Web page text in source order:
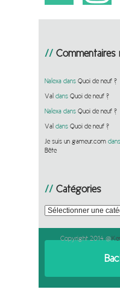
Commentaires
Nalexa dans Quoi de neuf ?
Val dans Quoi de neuf ?
Nalexa dans Quoi de neuf ?
Val dans Quoi de neuf ?
Je suis un gameur.com dans
Bête
Catégories
Catégories
Copyright 2014 @